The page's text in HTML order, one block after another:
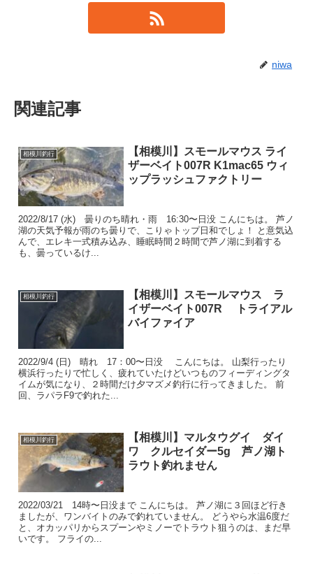
niwa
関連記事
相模川釣行
【相模川】スモールマウス ライ
ザーベイト007R K1mac65 ウィ
ップラッシュファクトリー
2022/8/17 (水) 曇りのち晴れ・雨 16:30〜日没 こんにちは。 芦ノ
湖の天気予報が雨のち曇りで、こりゃトップ日和でしょ！ と意気込
んで、エレキ一式積み込み、睡眠時間２時間で芦ノ湖に到着する
も、曇っているけ...
相模川釣行
【相模川】スモールマウス ラ
イザーベイト007R トライアル
バイファイア
2022/9/4 (日) 晴れ 17：00〜日没 こんにちは。 山梨行ったり
横浜行ったりで忙しく、疲れていたけどいつものフィーディングタ
イムが気になり、２時間だけ夕マズメ釣行に行ってきました。 前
回、ラパラF9で釣れた...
相模川釣行
【相模川】マルタウグイ ダイ
ワ クルセイダー5g 芦ノ湖ト
ラウト釣れません
2022/03/21 14時〜日没まで こんにちは。 芦ノ湖に３回ほど行き
ましたが、ワンバイトのみで釣れていません。 どうやら水温6度だ
と、オカッパリからスプーンやミノーでトラウト狙うのは、まだ早
いです。 フライの...